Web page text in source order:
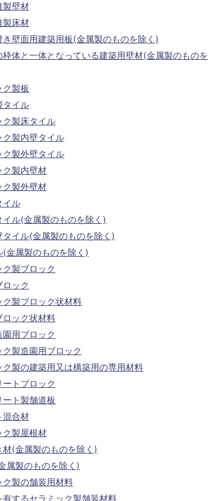
製壁材
製床材
き壁面用建築用板(金属製のものを除く)
枠体と一体となっている建築用壁材(金属製のものを
ク製板
タイル
ク製床タイル
ク製内壁タイル
ク製外壁タイル
ク製内壁材
ク製外壁材
イル
イル(金属製のものを除く)
タイル(金属製のものを除く)
(金属製のものを除く)
ク製ブロック
ロック
ク製ブロック状材料
ロック状材料
園用ブロック
ク製造園用ブロック
ク製の建築用又は構築用の専用材料
ートブロック
ート製舗道板
混合材
ク製屋根材
材(金属製のものを除く)
属製のものを除く)
ク製の舗装用材料
有するセラミック製舗装材料